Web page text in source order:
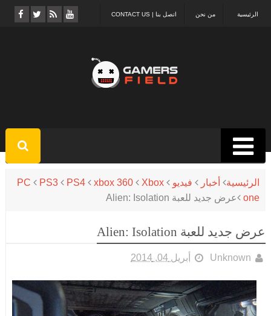
اتصل بنا | CONTACT US من نحن الرئيسية
الرئيسية أخبار فيديو PC PS3 PS4 xbox 360
Xbox
one عرض جديد للعبة Alien: Isolation
عرض جديد للعبة Alien: Isolation
Unknown أبريل 04, 2014